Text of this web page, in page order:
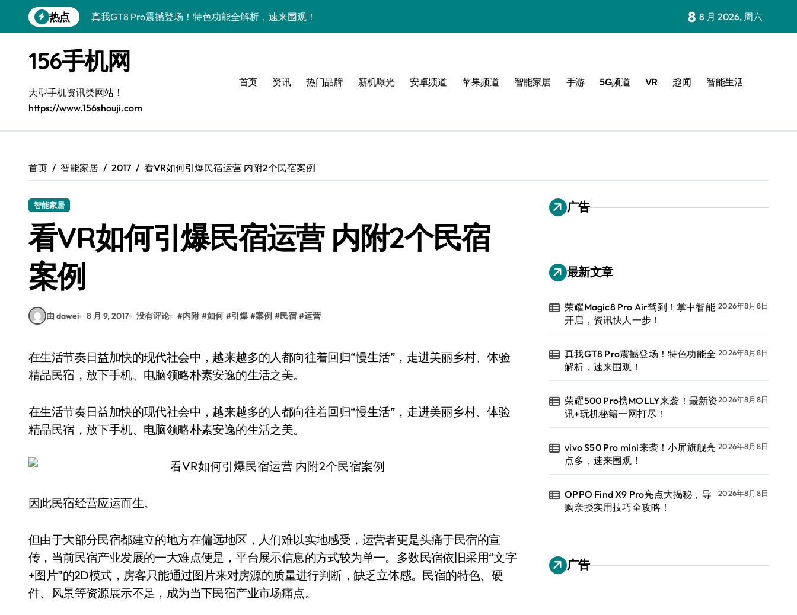
到
热点
真我GT8 Pro震撼登场！特色功能全解析，速来围观！
vivo S50 Pro mini来袭！小屏旗舰亮点多，速来围观！
OPPO Find X9 Pro亮点大揭秘，导购亲授实用技巧全攻略！
REDMI K90深度揭秘：超强配置亮点，购机必看！
荣耀ROBOT PHONE来袭，智享生活，资讯一手轻松掌控！
iPhone 17e重磅来袭！性能配置大升级，速来抢先看！
荣耀Magic8 Pro Air驾到！掌中智能开启，资讯快人一步！
8 8 月 2026, 周六
156手机网
大型手机资讯类网站！
https://www.156shouji.com
首页 资讯 热门品牌 新机曝光 安卓频道 苹果频道 智能家居 手游 5G频道 VR 趣闻 智能生活
首页 智能家居 2017 看VR如何引爆民宿运营 内附2个民宿案例
智能家居
看VR如何引爆民宿运营 内附2个民宿
案例
由 dawei 8 月 9, 2017 没有评论 #内附 #如何 #引爆 #案例 #民宿 #运营
在生活节奏日益加快的现代社会中，越来越多的人都向往着回归“慢生活”，走进美丽乡村、体验
精品民宿，放下手机、电脑领略朴素安逸的生活之美。
在生活节奏日益加快的现代社会中，越来越多的人都向往着回归“慢生活”，走进美丽乡村、体验
精品民宿，放下手机、电脑领略朴素安逸的生活之美。
因此民宿经营应运而生。
但由于大部分民宿都建立的地方在偏远地区，人们难以实地感受，运营者更是头痛于民宿的宣
传，当前民宿产业发展的一大难点便是，平台展示信息的方式较为单一。多数民宿依旧采用“文字
+图片”的2D模式，房客只能通过图片来对房源的质量进行判断，缺乏立体感。民宿的特色、硬
件、风景等资源展示不足，成为当下民宿产业市场痛点。
广告
最新文章
荣耀Magic8 Pro Air驾到！掌中智能
开启，资讯快人一步！
2026年8月8日
真我GT8 Pro震撼登场！特色功能全
解析，速来围观！
2026年8月8日
荣耀500 Pro携MOLLY来袭！最新资
讯+玩机秘籍一网打尽！
2026年8月8日
vivo S50 Pro mini来袭！小屏旗舰亮
点多，速来围观！
2026年8月8日
OPPO Find X9 Pro亮点大揭秘，导
购亲授实用技巧全攻略！
2026年8月8日
广告